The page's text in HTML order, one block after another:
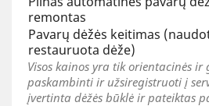
remontas
Pavarų dėžės keitimas
restauruota dėže)
Visos kainos yra tik orientacinės ir
paskambinti ir užsiregistruoti į
įvertinta dėžės būklė ir pateiktas